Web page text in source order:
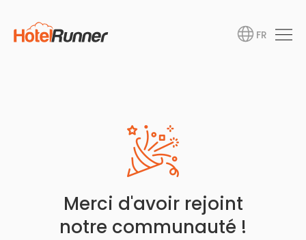
FR
Merci d'avoir rejoint
notre communauté !